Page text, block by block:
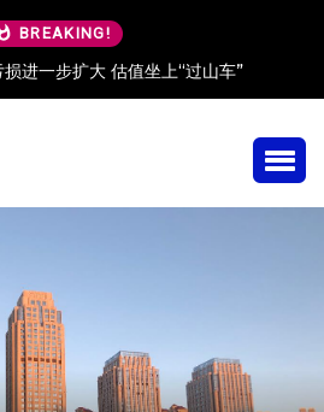
BREAKING!
进一步扩大 估值坐上“过山车”